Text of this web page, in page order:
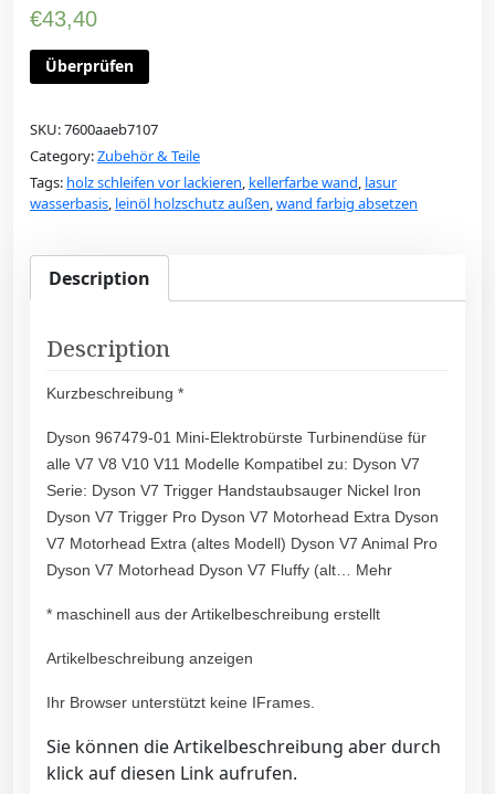
€43,40
Überprüfen
SKU:7600aaeb7107
Category:Zubehör & Teile
Tags: holz schleifen vor lackieren, kellerfarbe wand, lasur
wasserbasis, leinöl holzschutz außen,wand farbig absetzen
Description
Description
Kurzbeschreibung *
Dyson 967479-01 Mini-Elektrobürste Turbinendüse für
alle V7 V8 V10 V11 Modelle Kompatibel zu: Dyson V7
Serie: Dyson V7 Trigger Handstaubsauger Nickel Iron
Dyson V7 Trigger Pro Dyson V7 Motorhead Extra Dyson
V7 Motorhead Extra (altes Modell) Dyson V7 Animal Pro
Dyson V7 Motorhead Dyson V7 Fluffy (alt… Mehr
* maschinell aus der Artikelbeschreibung erstellt
Artikelbeschreibung anzeigen
Ihr Browser unterstützt keine IFrames.
Sie können die Artikelbeschreibung aber durch
klick auf diesen Link aufrufen.